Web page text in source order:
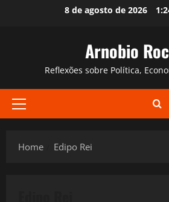
8 de agosto de 2026
Arnobio
Reflexões sobre Política,
Primary
Home Edipo Rei